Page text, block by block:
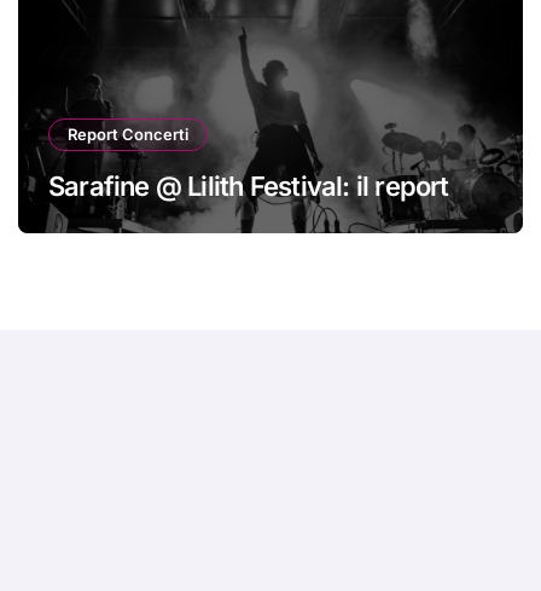
Report Concerti
Sarafine @ Lilith Festival: il report